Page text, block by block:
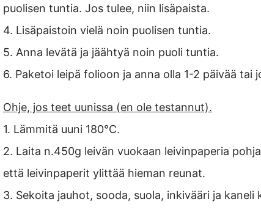
puolisen tuntia. Jos tulee, niin lisäpaista.
4. Lisäpaistoin vielä noin puolisen tuntia.
5. Anna levätä ja jäähtyä noin puoli tuntia.
6. Paketoi leipä folioon ja anna olla 1-2 päivää tai
Ohje, jos teet uunissa (en ole testannut).
1. Lämmitä uuni 180°C.
2. Laita n.450g leivän vuokaan leivinpaperia
että leivinpaperit ylittää hieman reunat.
3. Sekoita jauhot, sooda, suola, inkivääri ja kaneli